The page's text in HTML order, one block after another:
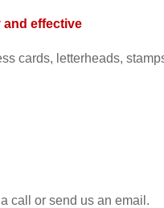
and effective
cards, letterheads,
call or send us an email.